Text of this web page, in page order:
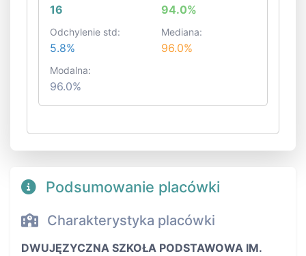
16 94.0%
Odchylenie std:
5.8%
Mediana:
96.0%
Modalna:
96.0%
Podsumowanie placówki
Charakterystyka placówki
DWUJĘZYCZNA SZKOŁA PODSTAWOWA IM.